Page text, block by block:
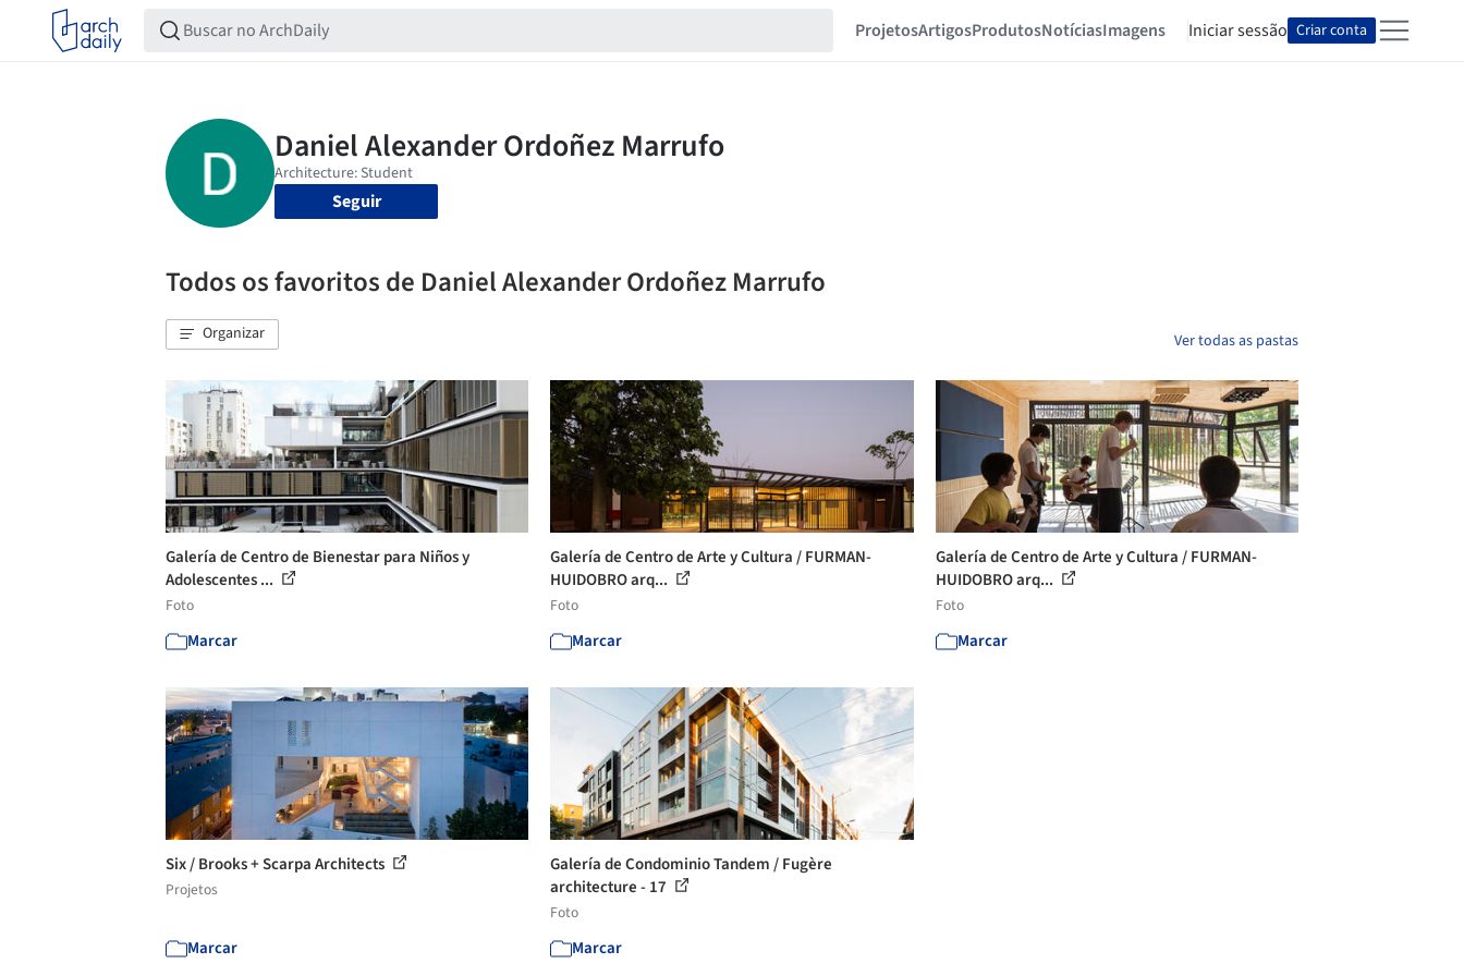
ProjetosArtigosProdutosNotíciasImagens Iniciar sessão Criar conta
Seguir
Todos os favoritos de Daniel Alexander Ordoñez Marrufo
Organizar Ver todas as pastas
Galería de Centro de Bienestar para Niños y
Adolescentes ...
Foto
Marcar
Galería de Centro de Arte y Cultura / FURMAN-
HUIDOBRO arq...
Foto
Marcar
Galería de Centro de Arte y Cultura / FURMAN-
HUIDOBRO arq...
Foto
Marcar
Six / Brooks + Scarpa Architects
Projetos
Marcar
Galería de Condominio Tandem / Fugère
architecture - 17
Foto
Marcar